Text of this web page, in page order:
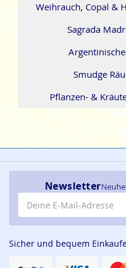
Weihrauch, Copal &
Sagrada
Smudge
Pflanzen- &
Newsletter
E-Mail-Adresse
Sicher und bequem